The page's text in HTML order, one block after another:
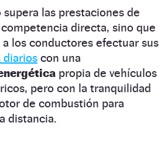
supera las prestaciones de
directa, sino que
los conductores efectuar sus
diarios con una
propia de vehículos
pero con la tranquilidad
de combustión para
distancia.